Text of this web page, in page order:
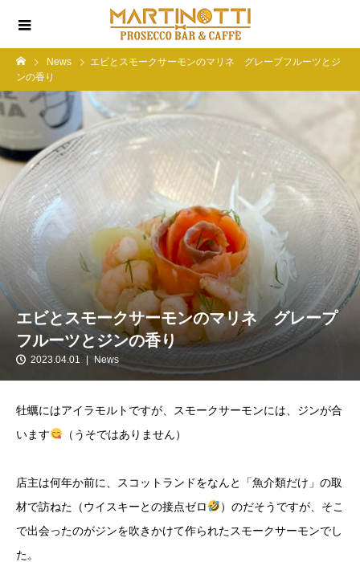
News
エビとスモークサーモンのマリネ グレープフルーツとジ
ンの香り
エビとスモークサーモンのマリネ グレープ
フルーツとジンの香り
2023.04.01 News
牡蠣にはアイラモルトですが、スモークサーモンには、ジンが合
います
（うそではありません）
店主は何年か前に、スコットランドをなんと「魚介類だけ」の取
材で訪ねた（ウイスキーとの接点ゼロ
）のだそうですが、そこ
で出会ったのがジンを吹きかけて作られたスモークサーモンでし
た。